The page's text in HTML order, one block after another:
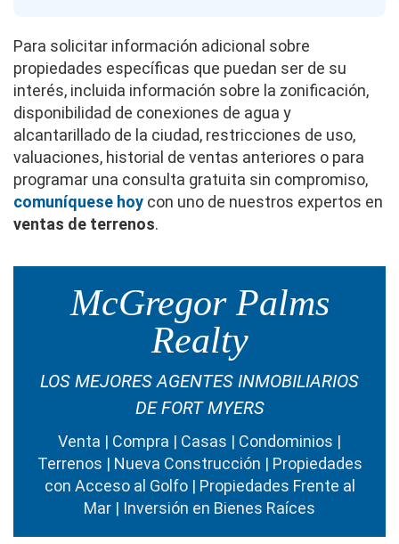
Para solicitar información adicional sobre
propiedades específicas que puedan ser de su
interés, incluida información sobre la zonificación,
disponibilidad de conexiones de agua y
alcantarillado de la ciudad, restricciones de uso,
valuaciones, historial de ventas anteriores o para
programar una consulta gratuita sin compromiso,
comuníquese hoy con uno de nuestros expertos en
ventas de terrenos.
McGregor Palms
Realty
LOS MEJORES AGENTES INMOBILIARIOS
DE FORT MYERS
Venta | Compra | Casas | Condominios |
Terrenos | Nueva Construcción | Propiedades
con Acceso al Golfo | Propiedades Frente al
Mar | Inversión en Bienes Raíces